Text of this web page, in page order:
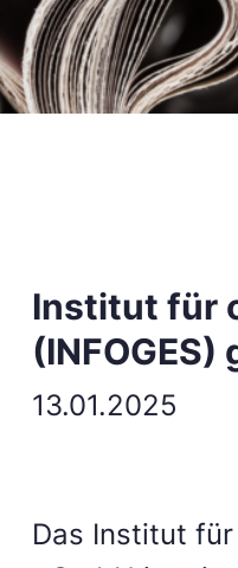
Institut für
(INFOGES)
13.01.2025
Das Institut